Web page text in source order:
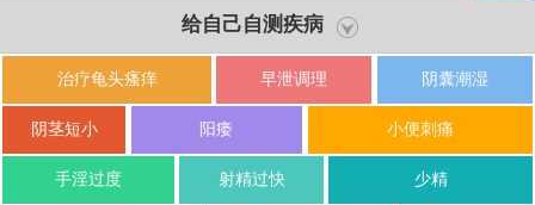
给自己自测疾病
治疗龟头瘙痒 早泄调理 阴囊潮湿
阴茎短小 阳痿 小便刺痛
手淫过度 射精过快 少精